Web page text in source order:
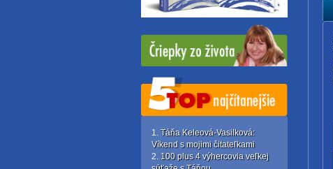
Táňa Keleová-Vasilková:
Víkend s mojimi čitateľkami
100 plus 4 výhercovia veľkej